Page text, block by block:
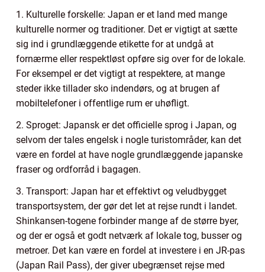
1. Kulturelle forskelle: Japan er et land med mange
kulturelle normer og traditioner. Det er vigtigt at sætte
sig ind i grundlæggende etikette for at undgå at
fornærme eller respektløst opføre sig over for de lokale.
For eksempel er det vigtigt at respektere, at mange
steder ikke tillader sko indendørs, og at brugen af
mobiltelefoner i offentlige rum er uhøfligt.
2. Sproget: Japansk er det officielle sprog i Japan, og
selvom der tales engelsk i nogle turistområder, kan det
være en fordel at have nogle grundlæggende japanske
fraser og ordforråd i bagagen.
3. Transport: Japan har et effektivt og veludbygget
transportsystem, der gør det let at rejse rundt i landet.
Shinkansen-togene forbinder mange af de større byer,
og der er også et godt netværk af lokale tog, busser og
metroer. Det kan være en fordel at investere i en JR-pas
(Japan Rail Pass), der giver ubegrænset rejse med